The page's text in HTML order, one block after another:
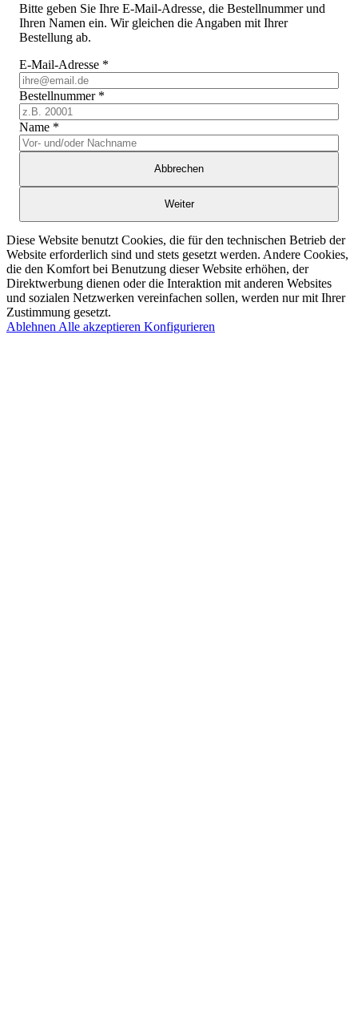
Bitte geben Sie Ihre E-Mail-Adresse, die Bestellnummer und
Ihren Namen ein. Wir gleichen die Angaben mit Ihrer
Bestellung ab.
E-Mail-Adresse *
Bestellnummer *
Name *
Abbrechen
Weiter
Diese Website benutzt Cookies, die für den technischen Betrieb der
Website erforderlich sind und stets gesetzt werden. Andere Cookies,
die den Komfort bei Benutzung dieser Website erhöhen, der
Direktwerbung dienen oder die Interaktion mit anderen Websites
und sozialen Netzwerken vereinfachen sollen, werden nur mit Ihrer
Zustimmung gesetzt.
Ablehnen Alle akzeptieren Konfigurieren